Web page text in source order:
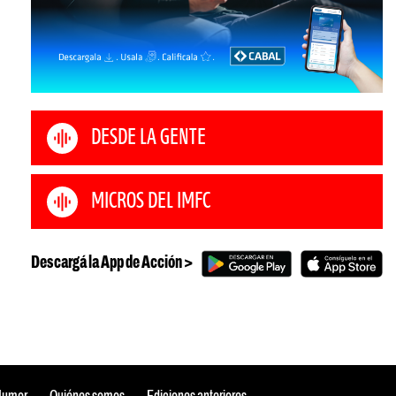
DESDE LA GENTE
MICROS DEL IMFC
Descargá la App de Acción >